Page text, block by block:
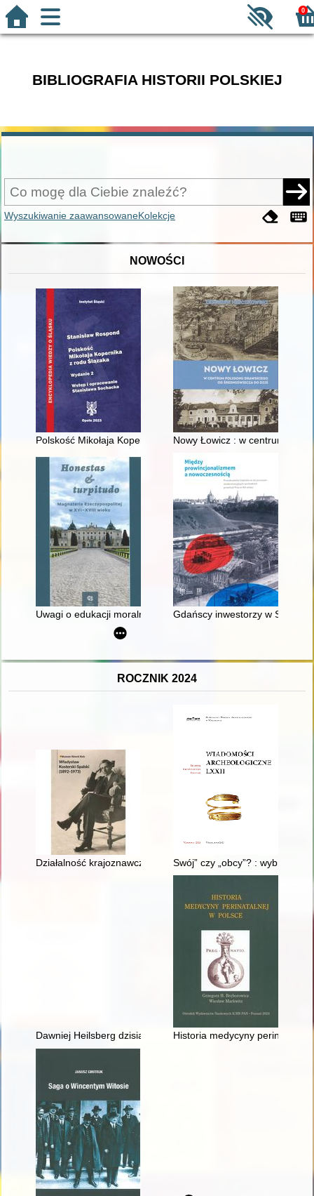
0
BIBLIOGRAFIA HISTORII POLSKIEJ
Wyszukiwanie zaawansowaneKolekcje
NOWOŚCI
Polskość Mikołaja Kopernika z rodu ŚlązakaNowy Łowicz : w centrum
Uwagi o edukacji moralnej synów szlacheckich w XVI-
Gdańscy inwestorzy w
ROCZNIK 2024
Działalność krajoznawcza i muzealna Władysława
Swój” czy „obcy”? : wybrane
Dawniej Heilsberg dzisiaj Lidzbark WarmińskiHistoria medycyny perinatalnej